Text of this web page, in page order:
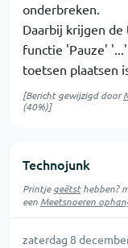
onderbreken.
Daarbij krijgen
functie 'Pauze'
toetsen plaatsen
[Bericht gewijzigd door
(40%)]
Technojunk
Printjegeëtsthebben?
een Meetsnoeren
zaterdag 8